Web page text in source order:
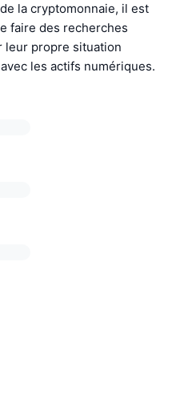
la cryptomonnaie, il est
faire des recherches
leur propre situation
les actifs numériques.